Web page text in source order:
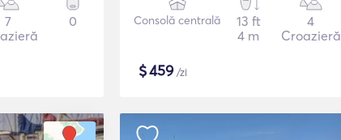
7
0 Consolă centrală
13 ft
4 m
4
Croazieră
$459/zi